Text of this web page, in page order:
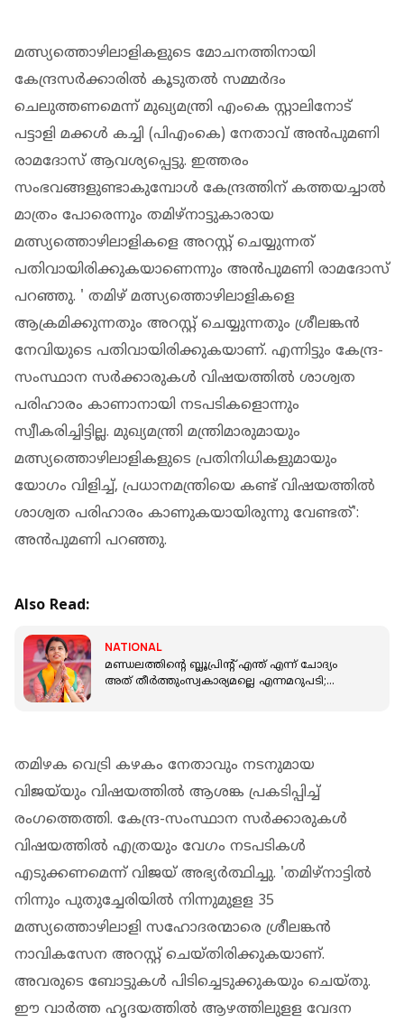
മത്സ്യത്തൊഴിലാളികളുടെ മോചനത്തിനായി
കേന്ദ്രസര്‍ക്കാരില്‍ കൂടുതല്‍ സമ്മര്‍ദം
ചെലുത്തണമെന്ന് മുഖ്യമന്ത്രി എംകെ സ്റ്റാലിനോട്
പട്ടാളി മക്കള്‍ കച്ചി (പിഎംകെ) നേതാവ് അന്‍പുമണി
രാമദോസ് ആവശ്യപ്പെട്ടു. ഇത്തരം
സംഭവങ്ങളുണ്ടാകുമ്പോള്‍ കേന്ദ്രത്തിന് കത്തയച്ചാല്‍
മാത്രം പോരെന്നും തമിഴ്‌നാട്ടുകാരായ
മത്സ്യത്തൊഴിലാളികളെ അറസ്റ്റ് ചെയ്യുന്നത്
പതിവായിരിക്കുകയാണെന്നും അന്‍പുമണി രാമദോസ്
പറഞ്ഞു. ' തമിഴ് മത്സ്യത്തൊഴിലാളികളെ
ആക്രമിക്കുന്നതും അറസ്റ്റ് ചെയ്യുന്നതും ശ്രീലങ്കന്‍
നേവിയുടെ പതിവായിരിക്കുകയാണ്. എന്നിട്ടും കേന്ദ്ര-
സംസ്ഥാന സര്‍ക്കാരുകള്‍ വിഷയത്തില്‍ ശാശ്വത
പരിഹാരം കാണാനായി നടപടികളൊന്നും
സ്വീകരിച്ചിട്ടില്ല. മുഖ്യമന്ത്രി മന്ത്രിമാരുമായും
മത്സ്യത്തൊഴിലാളികളുടെ പ്രതിനിധികളുമായും
യോഗം വിളിച്ച്, പ്രധാനമന്ത്രിയെ കണ്ട് വിഷയത്തില്‍
ശാശ്വത പരിഹാരം കാണുകയായിരുന്നു വേണ്ടത്':
അന്‍പുമണി പറഞ്ഞു.
Also Read:
NATIONAL
മണ്ഡലത്തിന്‍റെ ബ്ലൂപ്രിന്‍റ് എന്ത് എന്ന് ചോദ്യം
അത് തീർത്തുംസ്വകാര്യമല്ലെ എന്നമറുപടി;
തമിഴക വെട്രി കഴകം നേതാവും നടനുമായ
വിജയ്‌യും വിഷയത്തില്‍ ആശങ്ക പ്രകടിപ്പിച്ച്
രംഗത്തെത്തി. കേന്ദ്ര-സംസ്ഥാന സര്‍ക്കാരുകള്‍
വിഷയത്തില്‍ എത്രയും വേഗം നടപടികള്‍
എടുക്കണമെന്ന് വിജയ് അഭ്യര്‍ത്ഥിച്ചു. 'തമിഴ്‌നാട്ടില്‍
നിന്നും പുതുച്ചേരിയില്‍ നിന്നുമുളള 35
മത്സ്യത്തൊഴിലാളി സഹോദരന്മാരെ ശ്രീലങ്കന്‍
നാവികസേന അറസ്റ്റ് ചെയ്തിരിക്കുകയാണ്.
അവരുടെ ബോട്ടുകള്‍ പിടിച്ചെടുക്കുകയും ചെയ്തു.
ഈ വാര്‍ത്ത ഹൃദയത്തില്‍ ആഴത്തിലുളള വേദന